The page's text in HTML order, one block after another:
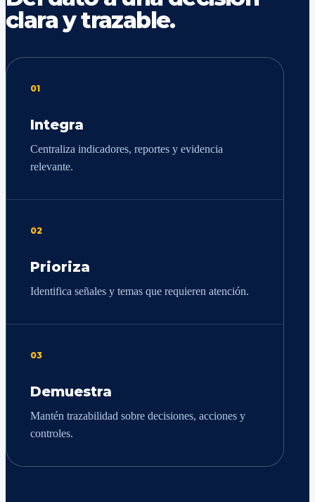
clara y trazable.
01
Integra
Centraliza indicadores, reportes y evidencia
relevante.
02
Prioriza
Identifica señales y temas que requieren atención.
03
Demuestra
Mantén trazabilidad sobre decisiones, acciones y
controles.